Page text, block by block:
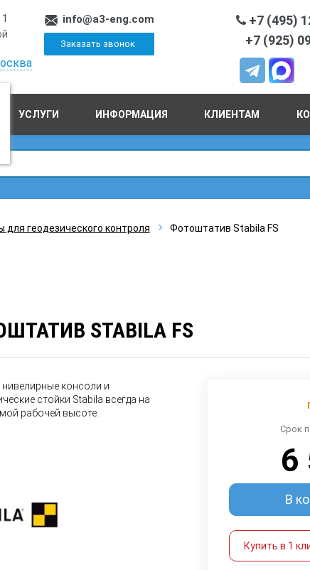
info@a3-eng.com
Заказать звонок
+7 (495)
+7 (925)
УСЛУГИ ИНФОРМАЦИЯ КЛИЕНТАМ
для геодезического контроля Фотоштатив Stabila FS
STABILA FS
нивелирные консоли и
стойки Stabila всегда на
рабочей высоте.
Срок
6
В
Купить в 1